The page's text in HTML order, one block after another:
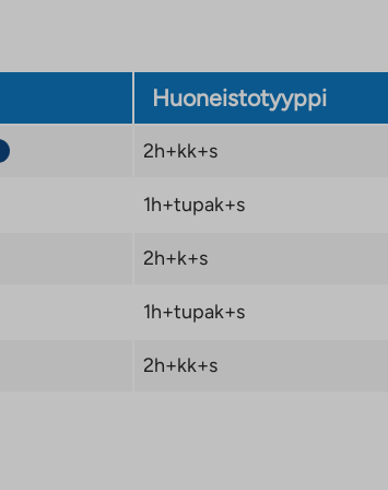
Huoneistotyyppi
2h+kk+s
1h+tupak+s
2h+k+s
1h+tupak+s
2h+kk+s